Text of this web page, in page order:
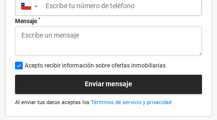
▼
Mensaje *
Acepto recibir información sobre ofertas inmobiliarias
Enviar mensaje
Al enviar tus datos aceptas los Términos de servicio y privacidad